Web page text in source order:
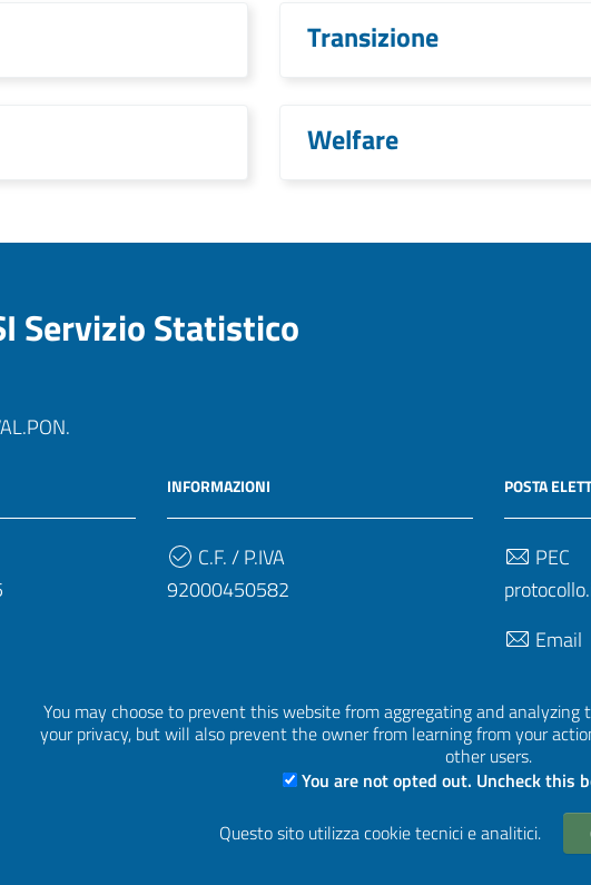
You may choose to prevent this website from aggregating and
your privacy, but will also prevent the owner from learning from your
other users.
You are not opted out. Uncheck this
Questo sito utilizza cookie tecnici e analitici.
Transizione
Welfare
Servizio Statistico
INFORMAZIONI
C.F. / P.IVA
92000450582
POSTA
PEC
Email
Email